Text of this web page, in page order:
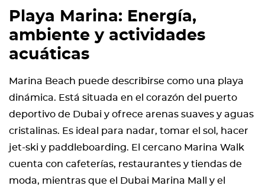
Playa Marina: Energía,
ambiente y actividades
acuáticas
Marina Beach puede describirse como una playa
dinámica. Está situada en el corazón del puerto
deportivo de Dubai y ofrece arenas suaves y aguas
cristalinas. Es ideal para nadar, tomar el sol, hacer
jet-ski y paddleboarding. El cercano Marina Walk
cuenta con cafeterías, restaurantes y tiendas de
moda, mientras que el Dubai Marina Mall y el